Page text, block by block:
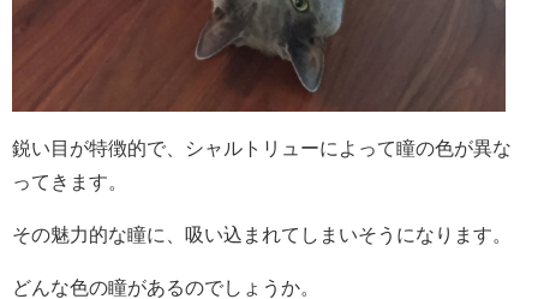
鋭い目が特徴的で、シャルトリューによって瞳の色が異な
ってきます。
その魅力的な瞳に、吸い込まれてしまいそうになります。
どんな色の瞳があるのでしょうか。